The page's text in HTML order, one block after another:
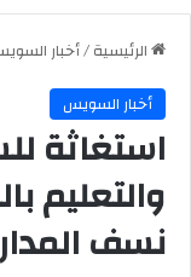
الرئيسية/أخبار
أخبار السويس
استغاثة
والتعليم
نسف